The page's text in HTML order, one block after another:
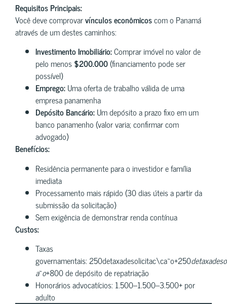
Requisitos Principais:
Você deve comprovarvínculos econômicoscom o Panamá
através de um destes caminhos:
Investimento Imobiliário:Comprar imóvel no valor de
pelo menos$200.000(financiamento pode ser
possível)
Emprego:Uma oferta de trabalho válida de uma
empresa panamenha
Depósito Bancário:Um depósito a prazo fixo em um
banco panamenho (valor varia; confirmar com
advogado)
Benefícios:
Residência permanente para o investidor e família
imediata
Processamento mais rápido (30 dias úteis a partir da
submissão da solicitação)
Sem exigência de demonstrar renda contínua
Custos:
Taxas
governamentais: 250detaxadesolicitac\ca~o+250detaxadeso
a~o+800 de depósito de repatriação
Honorários advocatícios: 1.500–1.500–3.500+ por
adulto